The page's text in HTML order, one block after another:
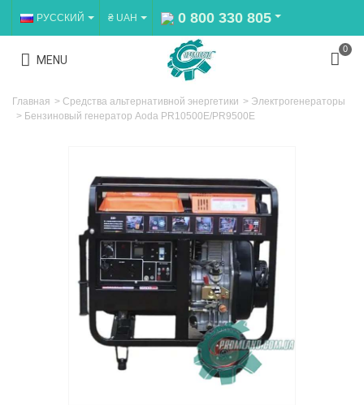
РУССКИЙ ₴ UAH 0 800 330 805
MENU
0
Главная > Средства альтернативной энергетики > Электрогенераторы
> Бензиновый генератор Aoda PR10500E/PR9500E